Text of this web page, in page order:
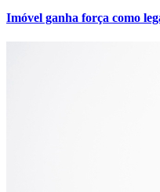
Bragantino
Imóvel ganha força como